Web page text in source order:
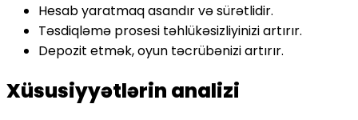
Hesab yaratmaq asandır və sürətlidir.
Təsdiqləmə prosesi təhlükəsizliyinizi artırır.
Depozit etmək, oyun təcrübənizi artırır.
Xüsusiyyətlərin analizi